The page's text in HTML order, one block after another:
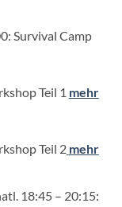
Survival Camp
Teil 1 mehr
Teil 2 mehr
18:45 – 20:15: